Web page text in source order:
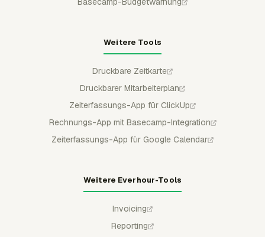
Weitere Tools
Druckbare Zeitkarte
Druckbarer Mitarbeiterplan
Zeiterfassungs-App für ClickUp
Rechnungs-App mit Basecamp-Integration
Zeiterfassungs-App für Google Calendar
Weitere Everhour-Tools
Invoicing
Reporting